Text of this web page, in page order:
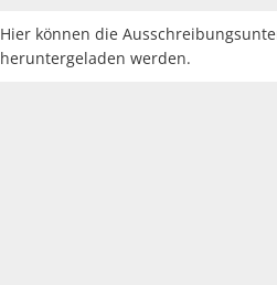
Hier können die
heruntergeladen werden.